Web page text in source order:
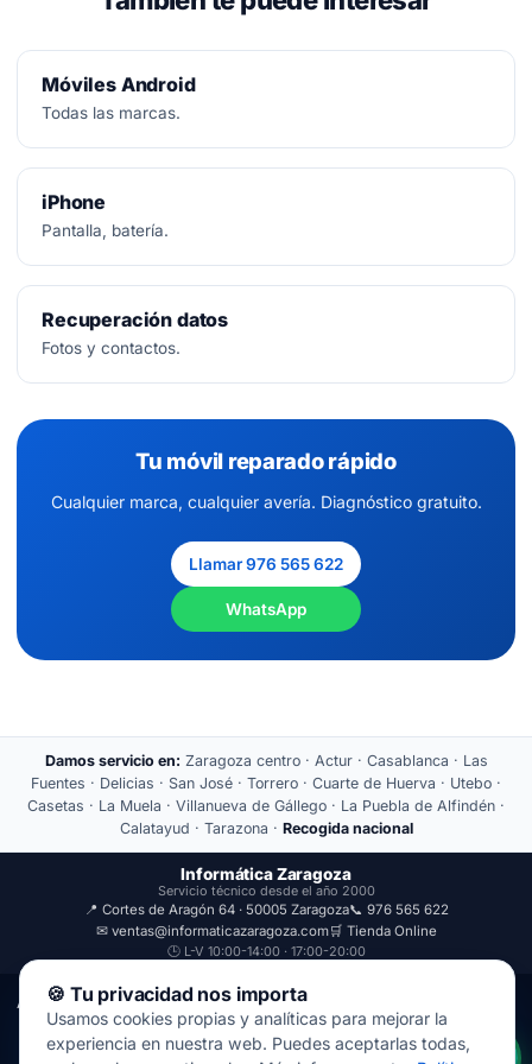
Móviles Android
Todas las marcas.
iPhone
Pantalla, batería.
Recuperación datos
Fotos y contactos.
Tu móvil reparado rápido
Cualquier marca, cualquier avería. Diagnóstico gratuito.
Llamar 976 565 622
WhatsApp
Damos servicio en: Zaragoza centro · Actur · Casablanca · Las
Fuentes · Delicias · San José · Torrero · Cuarte de Huerva · Utebo ·
Casetas · La Muela · Villanueva de Gállego · La Puebla de Alfindén ·
Calatayud · Tarazona · Recogida nacional
Informática Zaragoza
Servicio técnico desde el año 2000
📍 Cortes de Aragón 64 · 50005 Zaragoza📞 976 565 622
✉ ventas@informaticazaragoza.com🛒 Tienda Online
🕒 L-V 10:00-14:00 · 17:00-20:00
Aviso Legal
Política de Privacidad
© 2000-2026 · Javal Informática S.L. · Tienda Informática Zaragoza
· Reparación de Ordenadores, Portátiles y Móviles.
🍪 Tu privacidad nos importa
Usamos cookies propias y analíticas para mejorar la
experiencia en nuestra web. Puedes aceptarlas todas,